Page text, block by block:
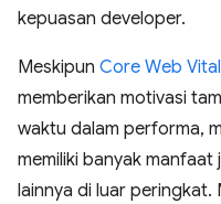
kepuasan developer.
Meskipun Core Web
memberikan motivasi
waktu dalam performa,
memiliki banyak
lainnya di luar